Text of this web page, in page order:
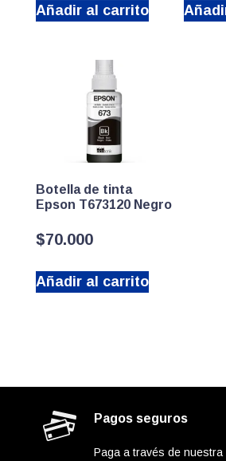
Añadir al carrito
Botella de tinta
Epson T673120 Negro
$70.000
Añadir al carrito
Pagos seguros
Paga a través de